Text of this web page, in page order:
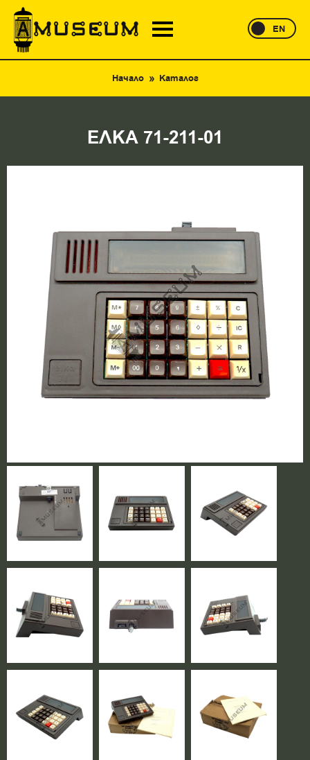
EN
Начало Каталог
ЕЛКА 71-211-01